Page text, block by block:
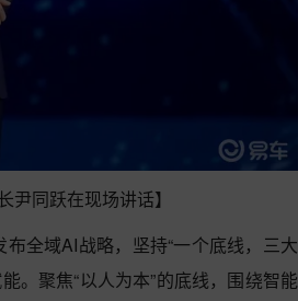
尹同跃在现场讲话】
全域AI战略，坚持“一个底线，三大
。聚焦“以人为本”的底线，围绕智能